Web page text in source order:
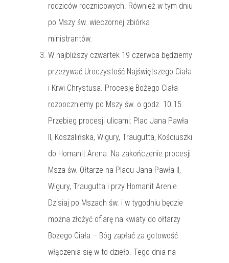
rodziców rocznicowych. Również w tym dniu
po Mszy św. wieczornej zbiórka
ministrantów.
W najbliższy czwartek 19 czerwca będziemy
przeżywać Uroczystość Najświętszego Ciała
i Krwi Chrystusa. Procesję Bożego Ciała
rozpoczniemy po Mszy św. o godz. 10.15.
Przebieg procesji ulicami: Plac Jana Pawła
II, Koszalińska, Wigury, Traugutta, Kościuszki
do Homanit Arena. Na zakończenie procesji
Msza św. Ołtarze na Placu Jana Pawła II,
Wigury, Traugutta i przy Homanit Arenie.
Dzisiaj po Mszach św. i w tygodniu będzie
można złożyć ofiarę na kwiaty do ołtarzy
Bożego Ciała – Bóg zapłać za gotowość
włączenia się w to dzieło. Tego dnia na